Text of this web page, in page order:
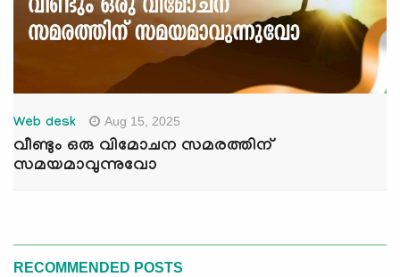
Web desk Aug 15, 2025
വീണ്ടും ഒരു വിമോചന സമരത്തിന്
സമയമാവുന്നുവോ
RECOMMENDED POSTS